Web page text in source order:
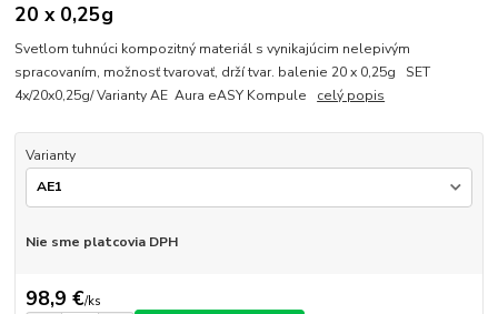
20 x 0,25g
Svetlom tuhnúci kompozitný materiál s vynikajúcim nelepivým
spracovaním, možnosť tvarovať, drží tvar. balenie 20 x 0,25g SET
4x/20x0,25g/ Varianty AE Aura eASY Kompule celý popis
Varianty
Nie sme platcovia DPH
98,9 €/ks